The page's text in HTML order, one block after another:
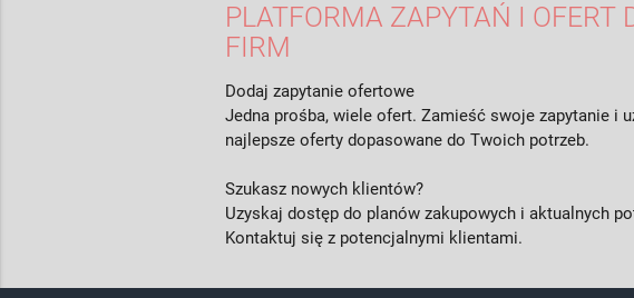
PLATFORMA ZAPYTAŃ I OFERT
FIRM
Dodaj zapytanie ofertowe
Jedna prośba, wiele ofert. Zamieść swoje zapytanie i
najlepsze oferty dopasowane do Twoich potrzeb.
Szukasz nowych klientów?
Uzyskaj dostęp do planów zakupowych i aktualnych
Kontaktuj się z potencjalnymi klientami.